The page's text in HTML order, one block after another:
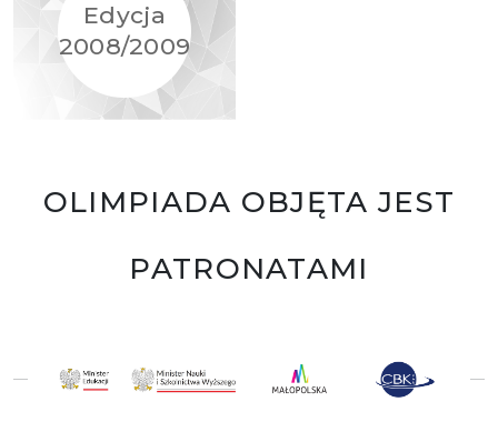
Edycja
2008/2009
OLIMPIADA OBJĘTA JEST
PATRONATAMI